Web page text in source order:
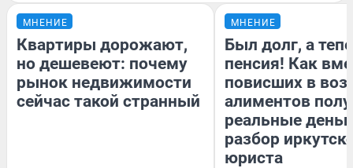
МНЕНИЕ
Квартиры дорожают,
но дешевеют: почему
рынок недвижимости
сейчас такой странный
МНЕНИЕ
Был долг, а
пенсия! Как
повисших в
алиментов
реальные
разбор
юриста